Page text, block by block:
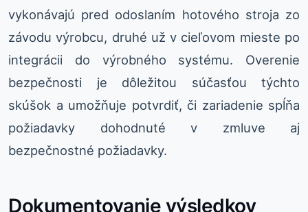
vykonávajú pred odoslaním hotového stroja zo
závodu výrobcu, druhé už v cieľovom mieste po
integrácii do výrobného systému. Overenie
bezpečnosti je dôležitou súčasťou týchto
skúšok a umožňuje potvrdiť, či zariadenie spĺňa
požiadavky dohodnuté v zmluve aj
bezpečnostné požiadavky.
Dokumentovanie výsledkov